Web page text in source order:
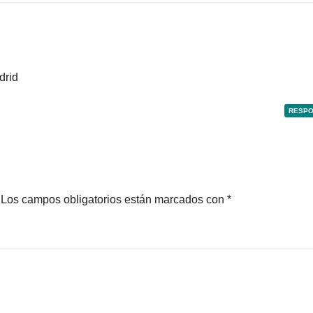
Los campos obligatorios están marcados con *